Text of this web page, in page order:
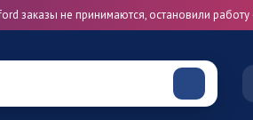
заказы не принимаются, остановили